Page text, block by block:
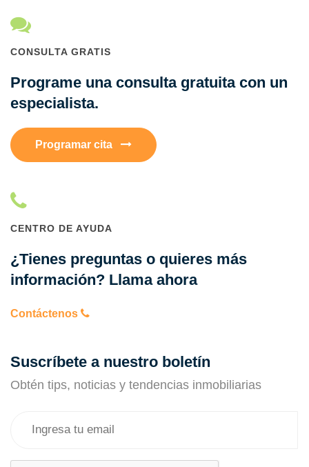
CONSULTA GRATIS
Programe una consulta gratuita con un
especialista.
Programar cita
CENTRO DE AYUDA
¿Tienes preguntas o quieres más
información? Llama ahora
Contáctenos
Suscríbete a nuestro boletín
Obtén tips, noticias y tendencias inmobiliarias